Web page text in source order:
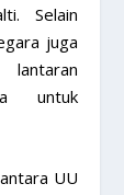
Selain
juga
untuk
UU